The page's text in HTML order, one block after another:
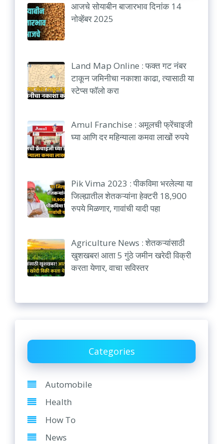
आजचे सोयाबीन बाजारभाव दिनांक 14
नोव्हेंबर 2025
Land Map Online : फक्त गट नंबर
टाकून जमिनीचा नकाशा काढा, त्यासाठी या
स्टेप्स फॉलो करा
Amul Franchise : अमूलची फ्रेंचाइजी
घ्या आणि दर महिन्याला कमवा लाखों रुपये
Pik Vima 2023 : पीकविमा भरलेल्या या
जिल्ह्यातील शेतकऱ्यांना हेक्टरी 18,900
रुपये मिळणार, गावांची यादी पहा
Agriculture News : शेतकऱ्यांसाठी
खुशखबर! आता 5 गुंठे जमीन खरेदी विक्री
करता येणार, वाचा सविस्तर
Categories
Automobile
Health
How To
News